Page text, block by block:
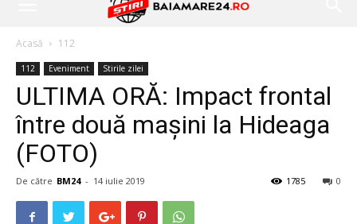
Acasă 112
112 Eveniment Stirile zilei
ULTIMA ORĂ: Impact frontal
între două maşini la Hideaga
(FOTO)
De către BM24 - 14 iulie 2019 0
1785